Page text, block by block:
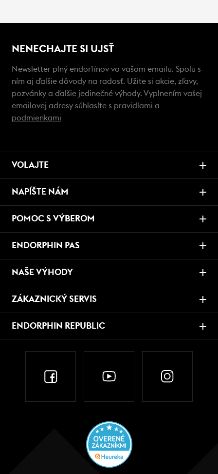
NENECHAJTE SI UJSŤ
Newsletter plný endorfínov vo vašom emailu. Spolu s
ním aj ďalšie dôvody na radosť. Užite si akcie, zľavy,
pozvánky a ďalšie jedinečné výhody. Vyplnením vašej
emailovej adresy súhlasíte s pravidlami a
podmienkami
VOLAJTE
NAPÍŠTE NÁM
POMOC S VÝBEROM
ENDORPHIN PAS
NAŠE VÝHODY
ZÁKAZNICKÝ SERVIS
ENDORPHIN REPUBLIC